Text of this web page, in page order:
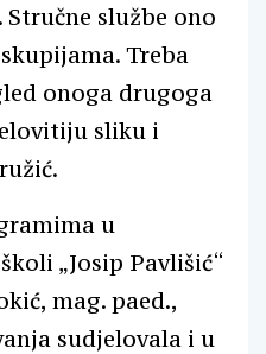
službe ono
Treba
onoga drugoga
sliku i
u
„Josip Pavlišić“
mag. paed.,
sudjelovala i u